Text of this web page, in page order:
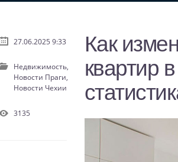
Как
квартир
27.06.2025 9:33
Недвижимость,
Новости Праги,
Новости Чехии
3135